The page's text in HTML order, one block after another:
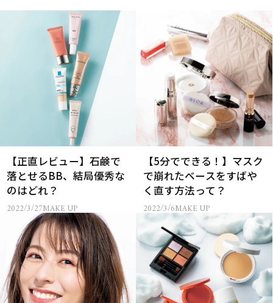
【正直レビュー】石鹸で
落とせるBB、結局優秀な
のはどれ？
2022/3/27MAKE UP
【5分でできる！】マスク
で崩れたベースをすばや
く直す方法って？
2022/3/6MAKE UP